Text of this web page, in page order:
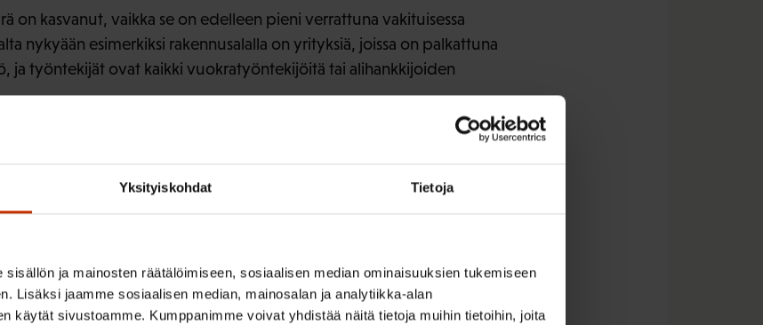
Yksityiskohdat Tietoja
ja mainosten räätälöimiseen, sosiaalisen median ominaisuuksien tukemiseen
Lisäksi jaamme sosiaalisen median, mainosalan ja analytiikka-alan
käytät sivustoamme. Kumppanimme voivat yhdistää näitä tietoja muihin tietoihin, joita
on kasvanut, vaikka se on edelleen pieni verrattuna vakituisessa
nykyään esimerkiksi rakennusalalla on yrityksiä, joissa on palkattuna
ja työntekijät ovat kaikki vuokratyöntekijöitä tai alihankkijoiden
vaihtelevat parista päivästä
vuoteen
työntekijöistä enemmistö on nuoria tai alan vaihtajia.
tulevansa henkilöstöpalveluyrityksen palkkalistoille vain lyhyeksi